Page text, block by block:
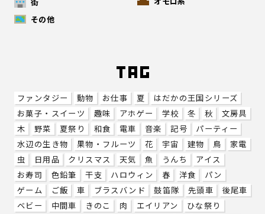
その他
ファンタジー 動物 お仕事 夏
はだかの王国シリーズ
お菓子・スイーツ
趣味 アホゲー 学校 冬 秋
文房具
木
野菜 夏祭り 和食 電車 音楽 記号
パーティー
水辺の生き物
果物・フルーツ 花 宇宙 建物 鳥
家電
虫
日用品 クリスマス 天気 魚 うんち
アイス
お寿司
色鉛筆 干支 ハロウィン 春 洋食
パン
ゲーム
ご飯 車 ブラスバンド 鼓笛隊 先頭車
後尾車
ベビー
中間車 きのこ 肉 エイリアン
ひな祭り